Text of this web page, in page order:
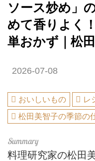
ソース炒め」
めて香りよく
単おかず｜松
2026-07-08
おいしいもの レ
松田美智子の季節の
料理研究家の松田